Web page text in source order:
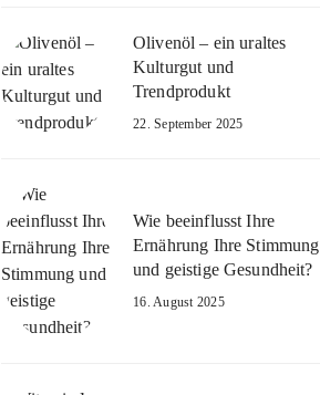
Olivenöl – ein uraltes
Kulturgut und
Trendprodukt
22. September 2025
Wie beeinflusst Ihre
Ernährung Ihre Stimmung
und geistige Gesundheit?
16. August 2025